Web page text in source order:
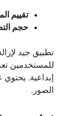
تقييم
حجم
تطبيق جيد
للمستخدمين
إبداعية.
الصور.